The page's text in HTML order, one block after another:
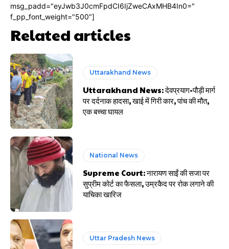
msg_padd="eyJwb3J0cmFpdCI6IjZweCAxMHB4In0="
f_pp_font_weight="500"]
Related articles
Uttarakhand News
Uttarakhand News: देवप्रयाग-पौड़ी मार्ग
पर दर्दनाक हादसा, खाई में गिरी कार, पांच की मौत,
एक बच्चा घायल
National News
Supreme Court: नारायण साईं की सजा पर
सुप्रीम कोर्ट का फैसला, उम्रकैद पर रोक लगाने की
याचिका खारिज
Uttar Pradesh News